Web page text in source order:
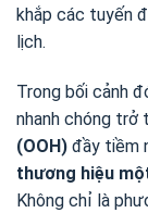
khắp các tuyến
lịch.
Trong bối cảnh
nhanh chóng trở
(OOH) đầy tiềm
thương hiệu
Không chỉ là